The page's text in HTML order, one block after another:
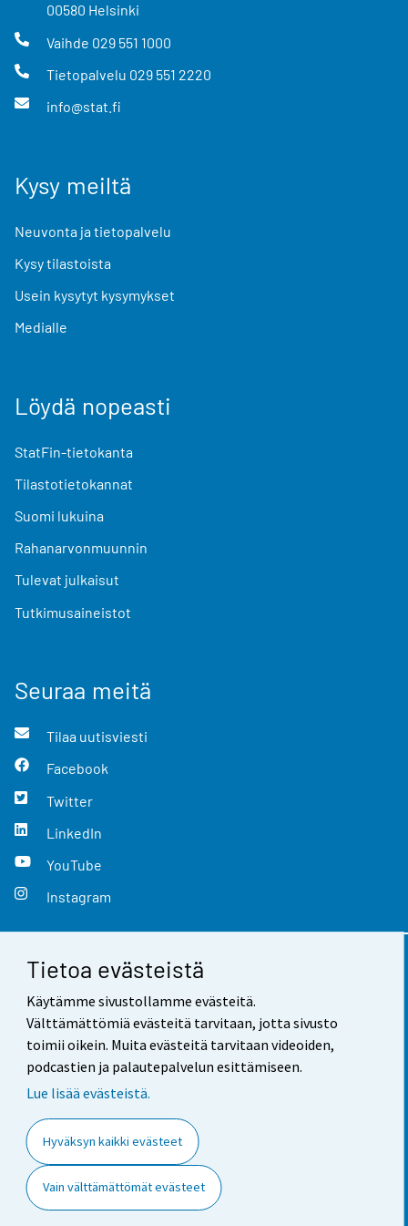
Tietoa evästeistä
Käytämme sivustollamme evästeitä.
Välttämättömiä evästeitä tarvitaan, jotta sivusto
toimii oikein. Muita evästeitä tarvitaan videoiden,
podcastien ja palautepalvelun esittämiseen.
Lue lisää evästeistä.
Hyväksyn kaikki evästeet
Vain välttämättömät evästeet
00580 Helsinki
Vaihde 029 551 1000
Tietopalvelu 029 551 2220
info@stat.fi
Kysy meiltä
Neuvonta ja tietopalvelu
Kysy tilastoista
Usein kysytyt kysymykset
Medialle
Löydä nopeasti
StatFin-tietokanta
Tilastotietokannat
Suomi lukuina
Rahanarvonmuunnin
Tulevat julkaisut
Tutkimusaineistot
Seuraa meitä
Tilaa uutisviesti
Facebook
Twitter
LinkedIn
YouTube
Instagram
Yhteystiedot
Palaute
Käyttöehdot
Saavutettavuus
Tietoa sivustosta
Evästeasetukset